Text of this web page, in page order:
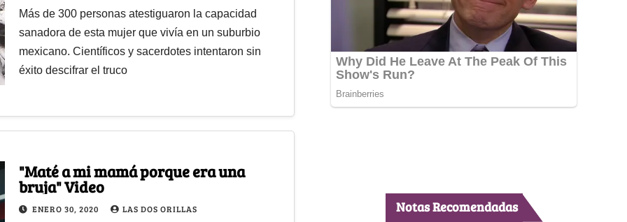
Más de 300 personas atestiguaron la capacidad
sanadora de esta mujer que vivía en un suburbio
mexicano. Científicos y sacerdotes intentaron sin
éxito descifrar el truco
"Maté a mi mamá porque era una
bruja" Video
ENERO 30, 2020 LAS DOS ORILLAS Notas Recomendadas